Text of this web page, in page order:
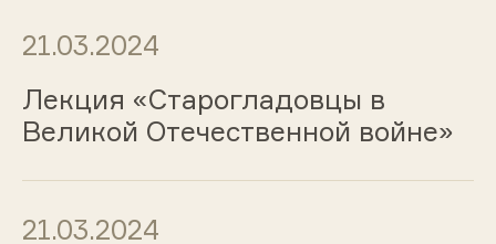
21.03.2024
Лекция «Старогладовцы в
Великой Отечественной войне»
21.03.2024